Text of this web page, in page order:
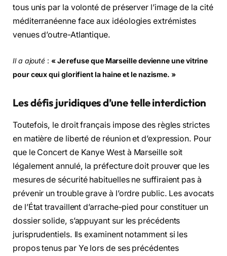
tous unis par la volonté de préserver l’image de la cité
méditerranéenne face aux idéologies extrémistes
venues d’outre-Atlantique.
Il a ajouté : « Je refuse que Marseille devienne une vitrine
pour ceux qui glorifient la haine et le nazisme. »
Les défis juridiques d’une telle interdiction
Toutefois, le droit français impose des règles strictes
en matière de liberté de réunion et d’expression. Pour
que le Concert de Kanye West à Marseille soit
légalement annulé, la préfecture doit prouver que les
mesures de sécurité habituelles ne suffiraient pas à
prévenir un trouble grave à l’ordre public. Les avocats
de l’État travaillent d’arrache-pied pour constituer un
dossier solide, s’appuyant sur les précédents
jurisprudentiels. Ils examinent notamment si les
propos tenus par Ye lors de ses précédentes